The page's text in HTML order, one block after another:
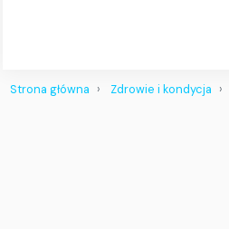
Strona główna Zdrowie i kondycja